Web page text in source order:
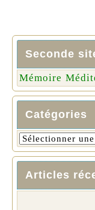
Seconde
Mémoire
Catégories
Articles